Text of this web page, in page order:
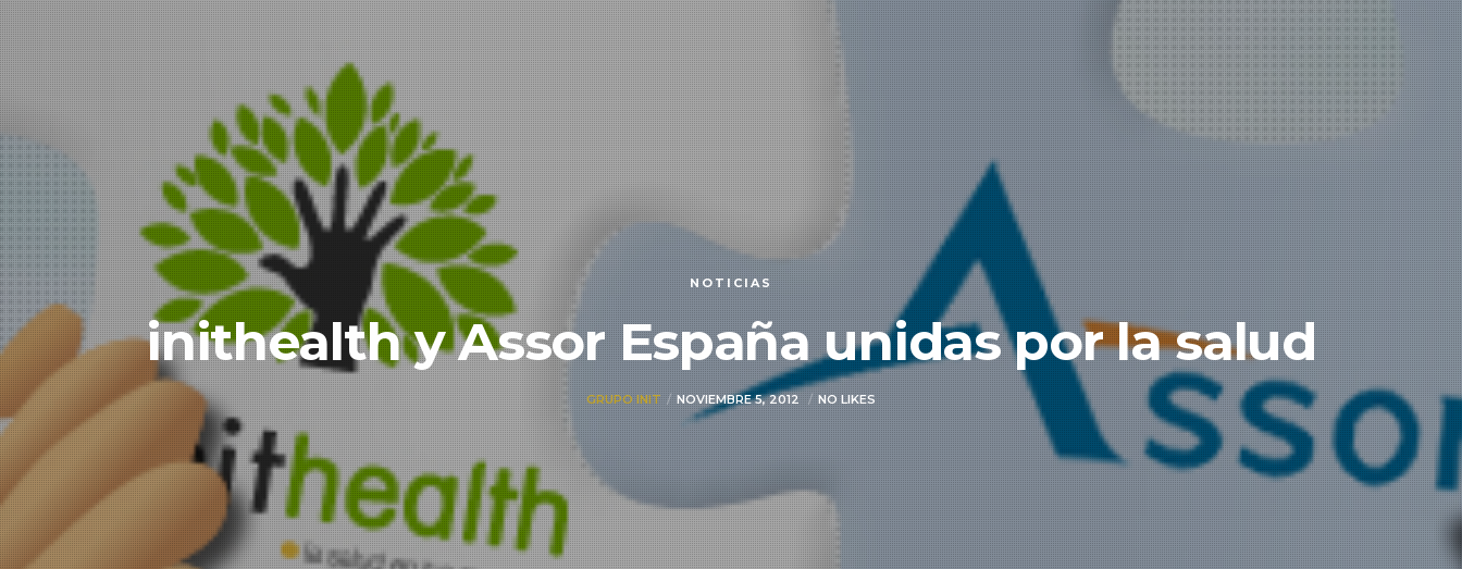
NOTICIAS
inithealth y Assor España unidas por la salud
GRUPO INIT NOVIEMBRE 5, 2012 NO LIKES